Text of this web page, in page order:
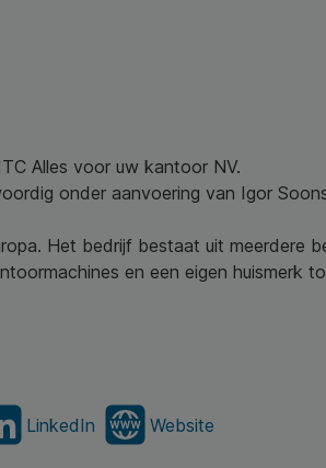
Alles voor uw kantoor NV.
onder aanvoering van Igor
Het bedrijf bestaat uit meerdere
en een eigen huismerk
LinkedIn Website